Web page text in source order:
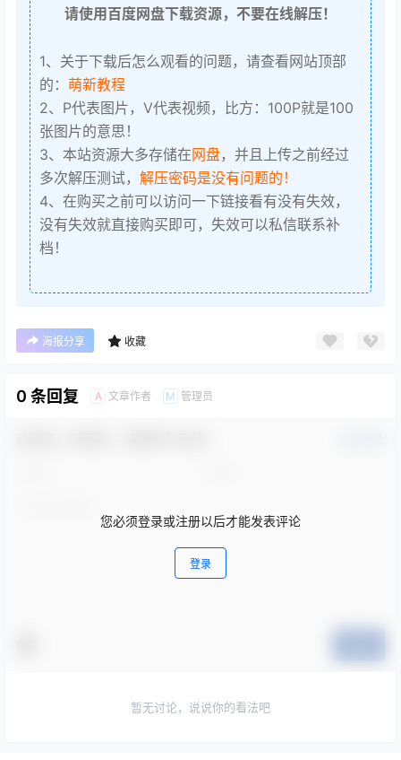
请使用百度网盘下载资源，不要在线解压！
1、关于下载后怎么观看的问题，请查看网站顶部
的： 萌新教程
2、P代表图片，V代表视频，比方：100P就是100
张图片的意思！
3、本站资源大多存储在网盘，并且上传之前经过
多次解压测试， 解压密码是没有问题的！
4、在购买之前可以访问一下链接看有没有失效，
没有失效就直接购买即可，失效可以私信联系补
档！
海报分享 收藏
0 条回复 A 文章作者 M 管理员
您必须登录或注册以后才能发表评论
登录
暂无讨论，说说你的看法吧